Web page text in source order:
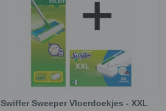
Swiffer Sweeper Vloerdoekjes - XXL